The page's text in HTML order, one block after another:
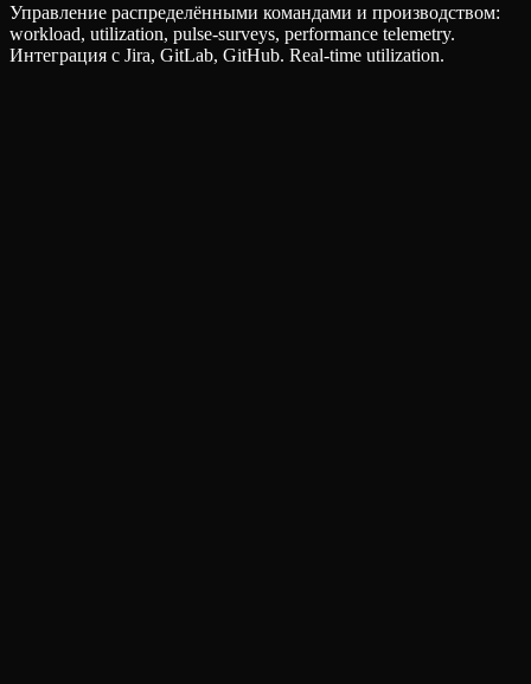
Управление распределёнными командами и производством:
workload, utilization, pulse-surveys, performance telemetry.
Интеграция с Jira, GitLab, GitHub. Real-time utilization.